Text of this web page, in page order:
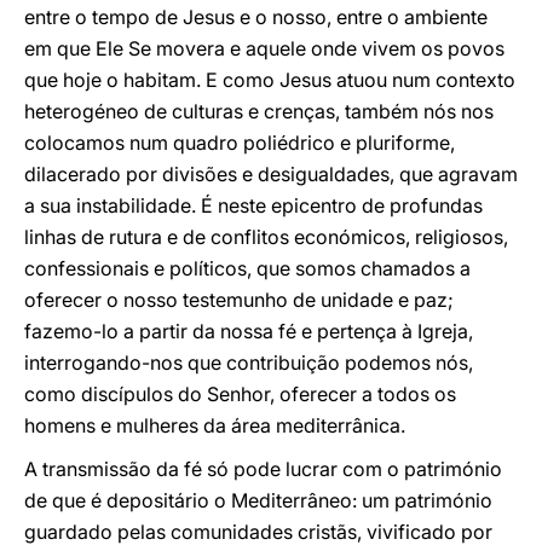
entre o tempo de Jesus e o nosso, entre o ambiente
em que Ele Se movera e aquele onde vivem os povos
que hoje o habitam. E como Jesus atuou num contexto
heterogéneo de culturas e crenças, também nós nos
colocamos num quadro poliédrico e pluriforme,
dilacerado por divisões e desigualdades, que agravam
a sua instabilidade. É neste epicentro de profundas
linhas de rutura e de conflitos económicos, religiosos,
confessionais e políticos, que somos chamados a
oferecer o nosso testemunho de unidade e paz;
fazemo-lo a partir da nossa fé e pertença à Igreja,
interrogando-nos que contribuição podemos nós,
como discípulos do Senhor, oferecer a todos os
homens e mulheres da área mediterrânica.
A transmissão da fé só pode lucrar com o património
de que é depositário o Mediterrâneo: um património
guardado pelas comunidades cristãs, vivificado por